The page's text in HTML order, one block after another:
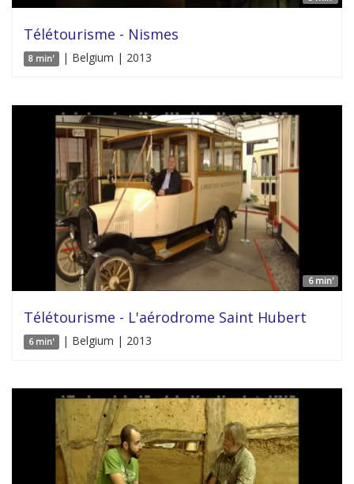
Télétourisme - Nismes
8 min' | Belgium | 2013
6 min'
Télétourisme - L'aérodrome Saint Hubert
6 min' | Belgium | 2013